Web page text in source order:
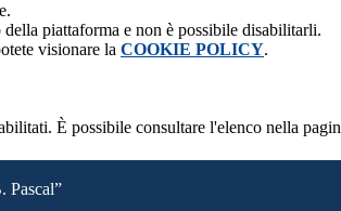
piattaforma e non è possibile disabilitarli.
visionare la COOKIE POLICY.
È possibile consultare l'elenco nella
Pascal”